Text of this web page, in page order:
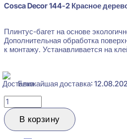
Cosca Decor 144-2 Красное
Плинтус-багет на основе
Дополнительная обработка
к монтажу. Устанавливается на
Ближайшая доставка:
Количество
товара
Cosca
Decor
В корзину